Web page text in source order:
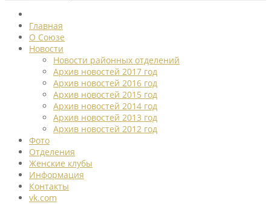
Главная
О Союзе
Новости
Новости районных отделений
Архив новостей 2017 год
Архив новостей 2016 год
Архив новостей 2015 год
Архив новостей 2014 год
Архив новостей 2013 год
Архив новостей 2012 год
Фото
Отделения
Женские клубы
Информация
Контакты
vk.com